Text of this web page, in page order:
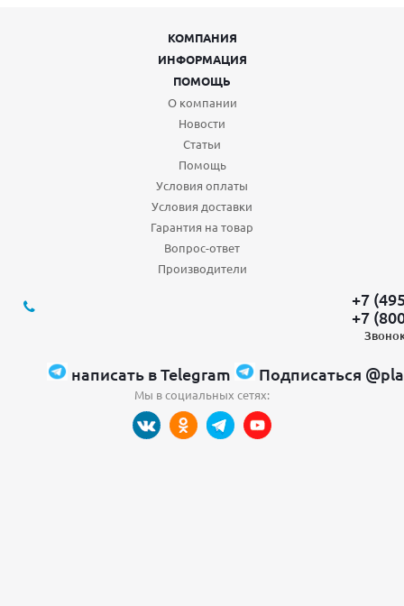
КОМПАНИЯ
ИНФОРМАЦИЯ
ПОМОЩЬ
О компании
Новости
Статьи
Помощь
Условия оплаты
Условия доставки
Гарантия на товар
Вопрос-ответ
Производители
+7
+7
написать в Telegram Подписаться
Мы в социальных сетях: